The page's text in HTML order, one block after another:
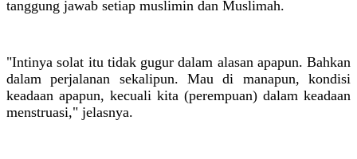
tanggung jawab setiap muslimin dan Muslimah.
"Intinya solat itu tidak gugur dalam alasan apapun. Bahkan
dalam perjalanan sekalipun. Mau di manapun, kondisi
keadaan apapun, kecuali kita (perempuan) dalam keadaan
menstruasi," jelasnya.